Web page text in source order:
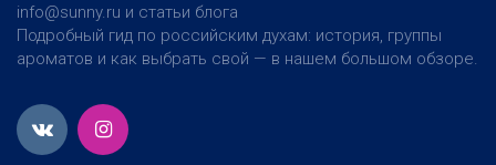
info@sunny.ru и статьи блога
Подробный гид по российским духам: история, группы
ароматов и как выбрать свой — в нашем большом обзоре.